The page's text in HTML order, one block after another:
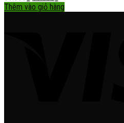
Thêm vào giỏ hàng